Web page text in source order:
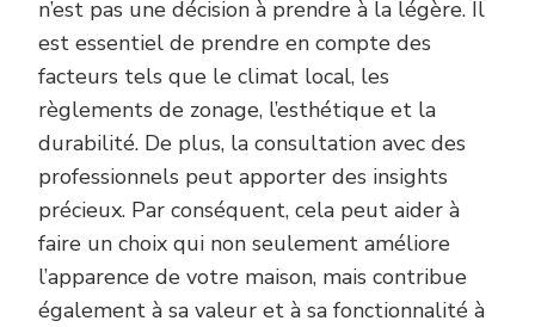
n’est pas une décision à prendre à la légère. Il
est essentiel de prendre en compte des
facteurs tels que le climat local, les
règlements de zonage, l’esthétique et la
durabilité. De plus, la consultation avec des
professionnels peut apporter des insights
précieux. Par conséquent, cela peut aider à
faire un choix qui non seulement améliore
l’apparence de votre maison, mais contribue
également à sa valeur et à sa fonctionnalité à